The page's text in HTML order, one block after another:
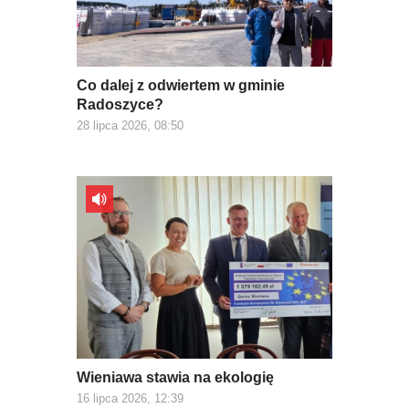
Co dalej z odwiertem w gminie
Radoszyce?
28 lipca 2026, 08:50
Wieniawa stawia na ekologię
16 lipca 2026, 12:39